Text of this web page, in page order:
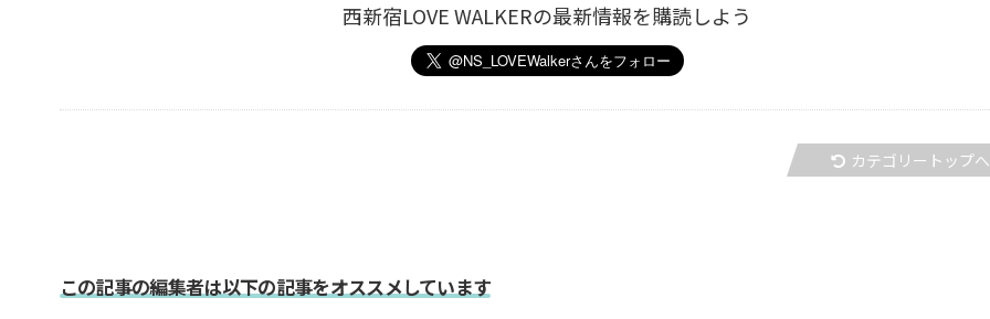
西新宿LOVE WALKERの最新情報を購読しよう
カテゴリートップへ
この記事の編集者は以下の記事をオススメしています